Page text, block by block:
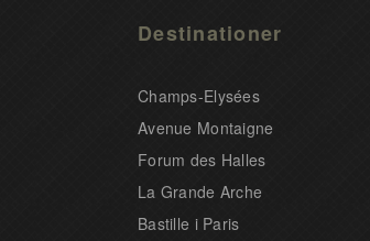
Destinationer
Champs-Elysées
Avenue Montaigne
Forum des Halles
La Grande Arche
Bastille i Paris